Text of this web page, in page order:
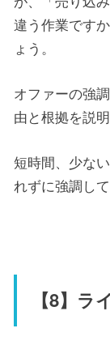
違う作業です
ょう。
オファーの強
由と根拠を説
短時間、少な
れずに強調し
【8】ラ